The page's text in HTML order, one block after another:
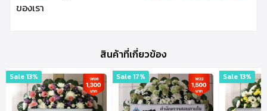
ของเรา
สินค้าที่เกี่ยวข้อง
Sale 13% Sale 17% Sale 13%